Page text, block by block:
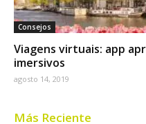
Consejos
Viagens virtuais: app
imersivos
agosto 14, 2019
Más Reciente